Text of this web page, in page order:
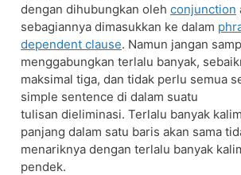
dengan dihubungkan oleh conjunction
sebagiannya dimasukkan ke dalam
dependent clause. Namun jangan
menggabungkan terlalu banyak,
maksimal tiga, dan tidak perlu semua
simple sentence di dalam suatu
tulisan dieliminasi. Terlalu banyak
panjang dalam satu baris akan sama
menariknya dengan terlalu banyak
pendek.